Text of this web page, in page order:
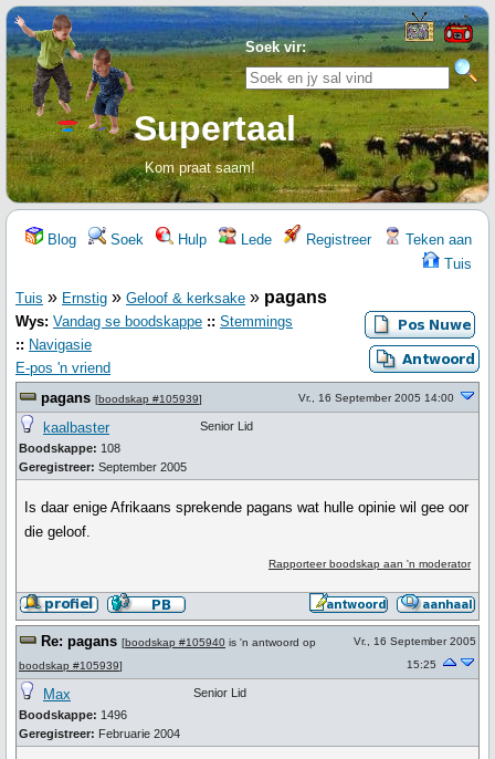
Soek vir:
Supertaal
Kom praat saam!
Blog Soek Hulp Lede Registreer
Teken aan
Tuis
Tuis » Ernstig » Geloof & kerksake » pagans
Wys: Vandag se boodskappe :: Stemmings
:: Navigasie
E-pos 'n vriend
pagans [boodskap #105939] Vr., 16 September 2005 14:00
kaalbaster
Boodskappe: 108
Geregistreer: September 2005
Senior Lid
Is daar enige Afrikaans sprekende pagans wat hulle opinie wil gee oor
die geloof.
Rapporteer boodskap aan 'n moderator
Re: pagans [boodskap #105940 is 'n antwoord op
boodskap #105939]
Vr., 16 September 2005
15:25
Max
Boodskappe: 1496
Geregistreer: Februarie 2004
Senior Lid